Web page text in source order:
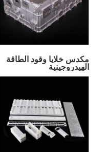
مكدس خلايا وقود الطاقة
الهيدروجينية